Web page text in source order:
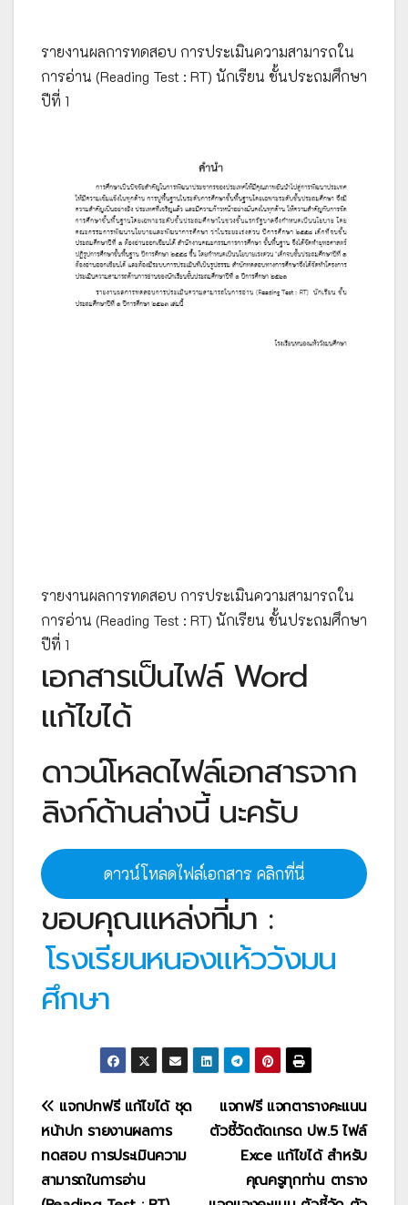
รายงานผลการทดสอบ การประเมินความสามารถใน
การอ่าน (Reading Test : RT) นักเรียน ชั้นประถมศึกษา
ปีที่ 1
รายงานผลการทดสอบ การประเมินความสามารถใน
การอ่าน (Reading Test : RT) นักเรียน ชั้นประถมศึกษา
ปีที่ 1
เอกสารเป็นไฟล์ Word
แก้ไขได้
ดาวน์โหลดไฟล์เอกสารจาก
ลิงก์ด้านล่างนี้ นะครับ
ดาวน์โหลดไฟล์เอกสาร คลิกที่นี่
ขอบคุณแหล่งที่มา :
โรงเรียนหนองแห้ววังมน
ศึกษา
แนะแนว
เรื่อง
แจกฟรี แจกตารางคะแนน
ตัวชี้วัดตัดเกรด ปพ.5 ไฟล์
Exce แก้ไขได้ สำหรับ
คุณครูทุกท่าน ตาราง
แจกปกฟรี แก้ไขได้ ชุด
หน้าปก รายงานผลการ
ทดสอบ การประเมินความ
สามารถในการอ่าน